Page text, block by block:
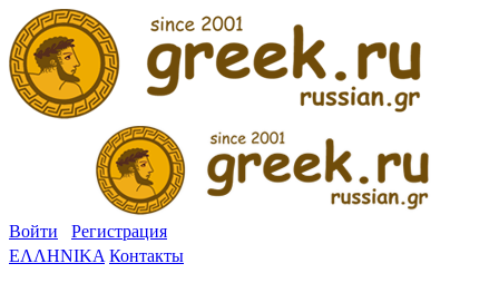
Войти
Регистрация
ΕΛΛΗΝΙΚΑ Контакты